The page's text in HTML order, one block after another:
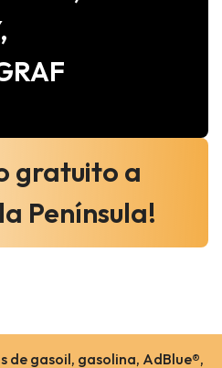
gratuito a
Península!
de gasoil, gasolina, AdBlue®,